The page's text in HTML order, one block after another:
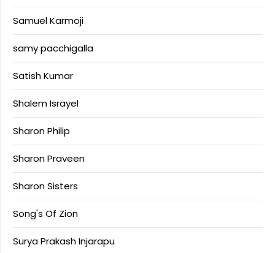
Samuel Karmoji
samy pacchigalla
Satish Kumar
Shalem Israyel
Sharon Philip
Sharon Praveen
Sharon Sisters
Song's Of Zion
Surya Prakash Injarapu